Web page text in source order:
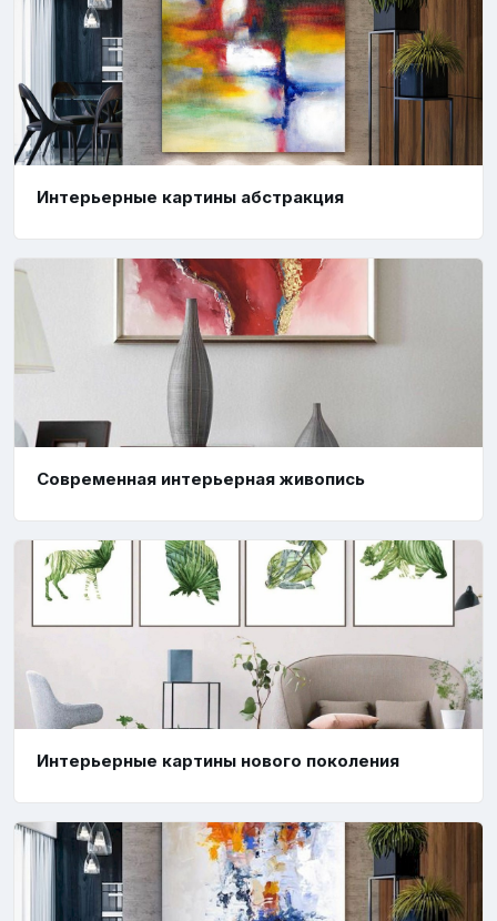
Интерьерные картины абстракция
Современная интерьерная живопись
Интерьерные картины нового поколения